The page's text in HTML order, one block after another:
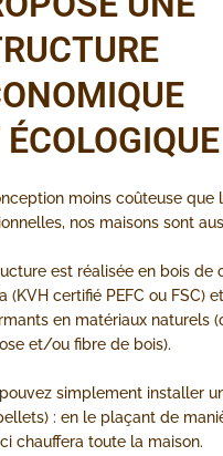
ÉCOLOGIQUE
moins coûteuse que
nos maisons sont
est réalisée en bois de
(KVH certifié PEFC ou FSC)
en matériaux naturels
et/ou fibre de bois).
simplement installer
: en le plaçant de
chauffera toute la maison.